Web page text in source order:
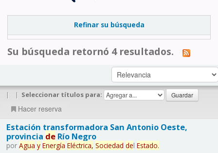
Refinar su búsqueda
Su búsqueda retornó 4 resultados.
| | Seleccionar títulos para:
Hacer reserva
Estación transformadora San Antonio Oeste,
provincia deRío Negro
por Agua y Energía Eléctrica, Sociedad del Estado.